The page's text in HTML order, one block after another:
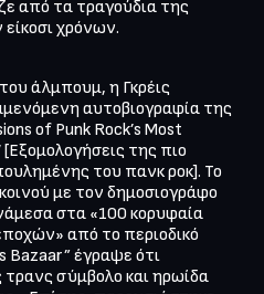
από τα τραγούδια της
χρόνων.
άλμπουμ, η Γκρέις
αυτοβιογραφία της
of Punk Rock’s Most
της πιο
του πανκ ροκ]. Το
με τον δημοσιογράφο
στα «100 κορυφαία
από το περιοδικό
Bazaar” έγραψε ότι
τρανς σύμβολο και ηρωίδα